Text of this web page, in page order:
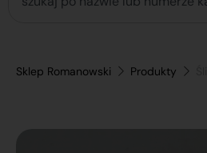
Sklep Romanowski Produkty